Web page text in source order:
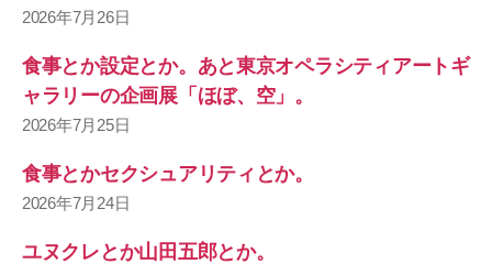
2026年7月26日
食事とか設定とか。あと東京オペラシティアートギ
ャラリーの企画展「ほぼ、空」。
2026年7月25日
食事とかセクシュアリティとか。
2026年7月24日
ユヌクレとか山田五郎とか。